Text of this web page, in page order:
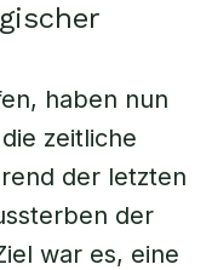
haben nun
zeitliche
der letzten
der
war es, eine